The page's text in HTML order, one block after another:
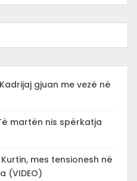
gjuan me vezë në
martën nis spërkatja
mes tensionesh në
(VIDEO)